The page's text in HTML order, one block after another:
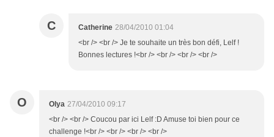
C Catherine 28/04/2010 01:04
<br /> <br /> Je te souhaite un très bon défi, Lelf !
Bonnes lectures !<br /> <br /> <br /> <br />
O Olya 27/04/2010 09:17
<br /> <br /> Coucou par ici Lelf :D Amuse toi bien pour ce
challenge !<br /> <br /> <br /> <br />